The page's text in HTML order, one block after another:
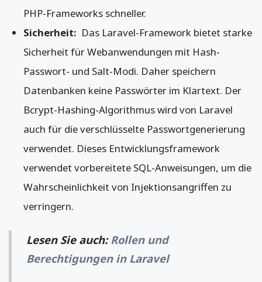
PHP-Frameworks schneller.
Sicherheit: Das Laravel-Framework bietet starke
Sicherheit für Webanwendungen mit Hash-
Passwort- und Salt-Modi. Daher speichern
Datenbanken keine Passwörter im Klartext. Der
Bcrypt-Hashing-Algorithmus wird von Laravel
auch für die verschlüsselte Passwortgenerierung
verwendet. Dieses Entwicklungsframework
verwendet vorbereitete SQL-Anweisungen, um die
Wahrscheinlichkeit von Injektionsangriffen zu
verringern.
Lesen Sie auch:Rollen und
Berechtigungen in Laravel